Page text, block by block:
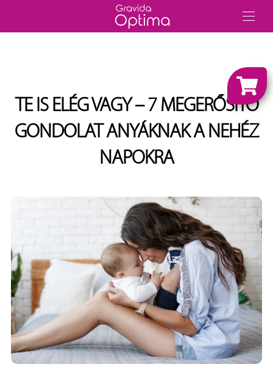
TE IS ELÉG VAGY – 7 MEGERŐSÍTŐ
GONDOLAT ANYÁKNAK A NEHÉZ
NAPOKRA